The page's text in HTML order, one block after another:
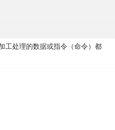
工处理的数据或指令（命令）都